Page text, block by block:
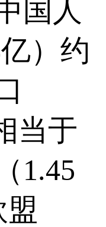
国人
）约
当于
1.45